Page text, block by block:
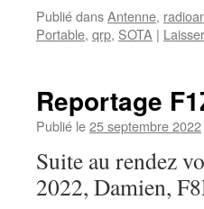
Publié dansAntenne,
Portable, qrp, SOTA |
Reportage
Publié le25 septembre 2022
Suite au rendez
2022, Damien,